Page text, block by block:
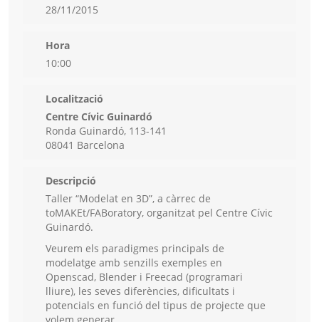
28/11/2015
Hora
10:00
Localització
Centre Cívic Guinardó
Ronda Guinardó, 113-141
08041 Barcelona
Descripció
Taller “Modelat en 3D”, a càrrec de
toMAKEt/FABoratory, organitzat pel Centre Cívic
Guinardó.
Veurem els paradigmes principals de
modelatge amb senzills exemples en
Openscad, Blender i Freecad (programari
lliure), les seves diferències, dificultats i
potencials en funció del tipus de projecte que